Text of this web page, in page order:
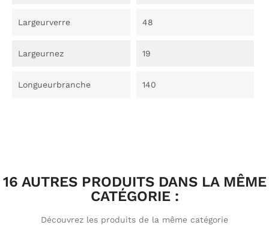
Largeurverre 48
Largeurnez 19
Longueurbranche 140
16 AUTRES PRODUITS DANS LA MÊME
CATÉGORIE :
Découvrez les produits de la même catégorie